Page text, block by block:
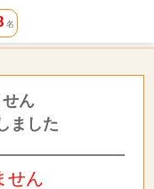
名
ん
ました
せん